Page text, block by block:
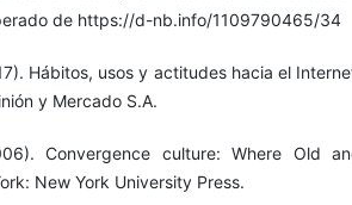
de https://d-nb.info/1109790465/34
Hábitos, usos y actitudes hacia el
y Mercado S.A.
Convergence culture: Where Old
New York University Press.